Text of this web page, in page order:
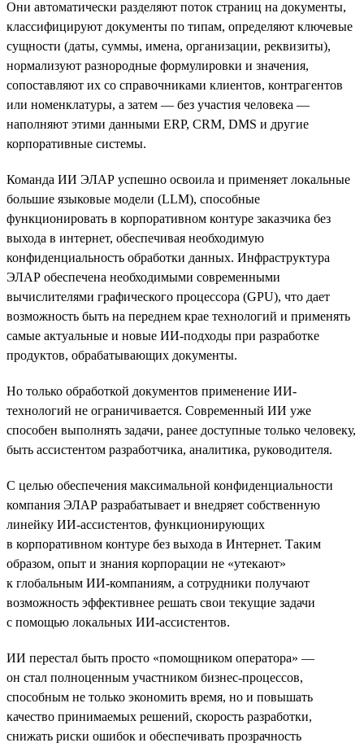
Они автоматически разделяют поток страниц на документы,
классифицируют документы по типам, определяют ключевые
сущности (даты, суммы, имена, организации, реквизиты),
нормализуют разнородные формулировки и значения,
сопоставляют их со справочниками клиентов, контрагентов
или номенклатуры, а затем — без участия человека —
наполняют этими данными ERP, CRM, DMS и другие
корпоративные системы.
Команда ИИ ЭЛАР успешно освоила и применяет локальные
большие языковые модели (LLM), способные
функционировать в корпоративном контуре заказчика без
выхода в интернет, обеспечивая необходимую
конфиденциальность обработки данных. Инфраструктура
ЭЛАР обеспечена необходимыми современными
вычислителями графического процессора (GPU), что дает
возможность быть на переднем крае технологий и применять
самые актуальные и новые ИИ-подходы при разработке
продуктов, обрабатывающих документы.
Но только обработкой документов применение ИИ-
технологий не ограничивается. Современный ИИ уже
способен выполнять задачи, ранее доступные только человеку,
быть ассистентом разработчика, аналитика, руководителя.
С целью обеспечения максимальной конфиденциальности
компания ЭЛАР разрабатывает и внедряет собственную
линейку ИИ-ассистентов, функционирующих
в корпоративном контуре без выхода в Интернет. Таким
образом, опыт и знания корпорации не «утекают»
к глобальным ИИ-компаниям, а сотрудники получают
возможность эффективнее решать свои текущие задачи
с помощью локальных ИИ-ассистентов.
ИИ перестал быть просто «помощником оператора» —
он стал полноценным участником бизнес-процессов,
способным не только экономить время, но и повышать
качество принимаемых решений, скорость разработки,
снижать риски ошибок и обеспечивать прозрачность